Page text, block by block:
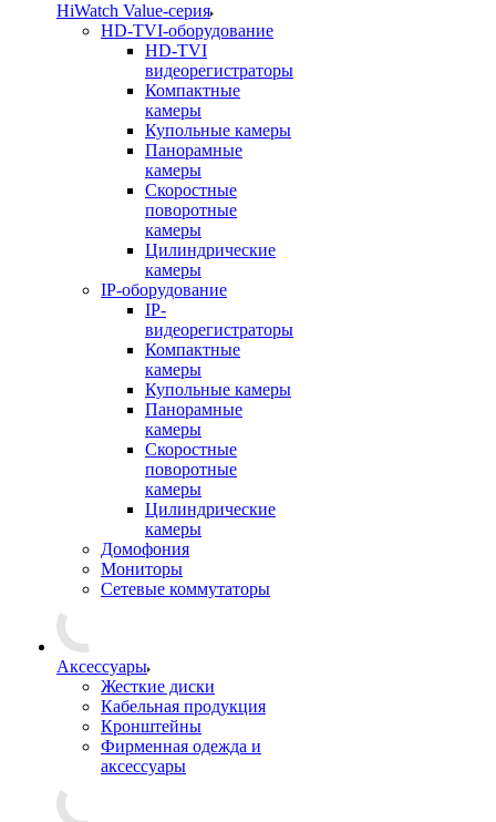
HiWatch Value-серия
HD-TVI-оборудование
HD-TVI
видеорегистраторы
Компактные
камеры
Купольные камеры
Панорамные
камеры
Скоростные
поворотные
камеры
Цилиндрические
камеры
IP-оборудование
IP-
видеорегистраторы
Компактные
камеры
Купольные камеры
Панорамные
камеры
Скоростные
поворотные
камеры
Цилиндрические
камеры
Домофония
Мониторы
Сетевые коммутаторы
Аксессуары
Жесткие диски
Кабельная продукция
Кронштейны
Фирменная одежда и
аксессуары